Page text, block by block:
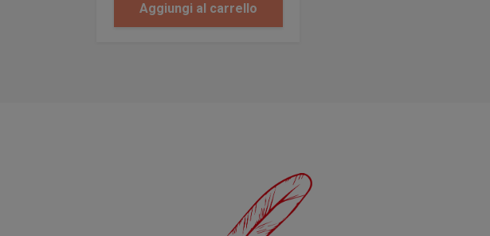
Aggiungi al carrello